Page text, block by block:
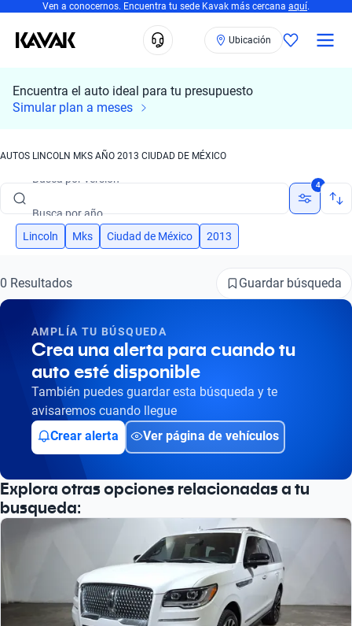
Ven a conocernos. Encuentra tu sede Kavak más cercana aquí.
Ubicación
Encuentra el auto ideal para tu presupuesto
Simular plan a meses
AUTOS LINCOLN MKS AÑO 2013 CIUDAD DE MÉXICO
Busca por marca
Busca por marca
Busca por versión
Busca por año
4
Lincoln Mks Ciudad de México 2013
0 Resultados Guardar búsqueda
AMPLÍA TU BÚSQUEDA
Crea una alerta para cuando tu
auto esté disponible
También puedes guardar esta búsqueda y te
avisaremos cuando llegue
Crear alerta
Ver página de vehículos
Explora otras opciones relacionadas a tu
busqueda: